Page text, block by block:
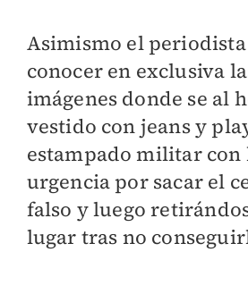
Asimismo el
conocer en exclusiva
imágenes donde se al
vestido con jeans y
estampado militar con
urgencia por sacar el
falso y luego
lugar tras no